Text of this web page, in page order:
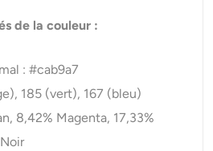
de la couleur :
: #cab9a7
185 (vert), 167 (bleu)
8,42% Magenta, 17,33%